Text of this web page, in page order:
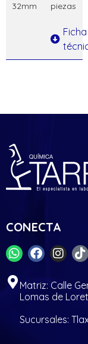
32mm
piezas
Ficha
CONECTA
Matriz: Calle
Lomas de
Sucursales: